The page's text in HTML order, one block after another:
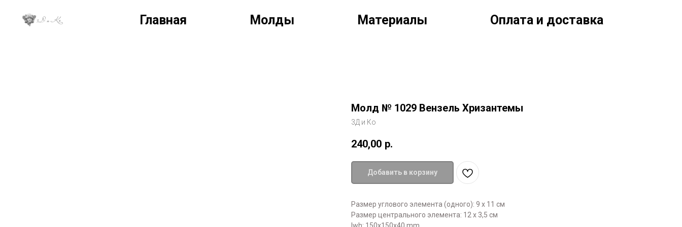
Главная Молды Материалы Оплата и доставка
Молд № 1029 Вензель Хризантемы
3Д и Ко
240,00 р.
Добавить в корзину
Размер углового элемента (одного): 9 х 11 см
Размер центрального элемента: 12 х 3,5 см